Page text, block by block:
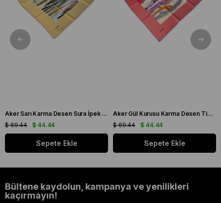
Aker Sarı Karma Desen Sura İpek Eşarp 8808701 - 361
$ 44.44
$ 69.44
Sepete Ekle
Aker Gül Kurusu Karma Desen Tivil İpek Eşarp 8808713 - 991
$ 44.44
$ 69.44
Sepete Ekle
Bültene kaydolun, kampanya ve yenilikleri
kaçırmayın!